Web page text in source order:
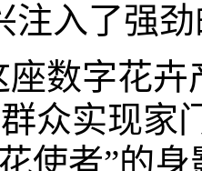
注入了强
座数字花卉
众实现家
使者”的